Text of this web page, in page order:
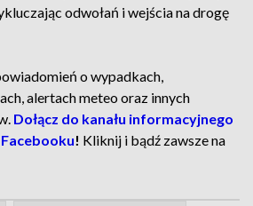
odwołań i wejścia na drogę
o wypadkach,
alertach meteo oraz innych
Dołącz do kanału informacyjnego
! Kliknij i bądź zawsze na